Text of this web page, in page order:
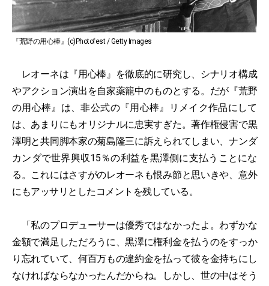
『荒野の用心棒』(c)Photofest / Getty Images
レオーネは『用心棒』を徹底的に研究し、シナリオ構成
やアクション演出を自家薬籠中のものとする。だが『荒野
の用心棒』は、非公式の『用心棒』リメイク作品にして
は、あまりにもオリジナルに忠実すぎた。著作権侵害で黒
澤明と共同脚本家の菊島隆三に訴えられてしまい、ナンダ
カンダで世界興収15％の利益を黒澤側に支払うことにな
る。これにはさすがのレオーネも恨み節と思いきや、意外
にもアッサリとしたコメントを残している。
「私のプロデューサーは優秀ではなかったよ。わずかな
金額で満足しただろうに、黒澤に権利金を払うのをすっか
り忘れていて、何百万もの違約金を払って彼を金持ちにし
なければならなかったんだからね。しかし、世の中はそう